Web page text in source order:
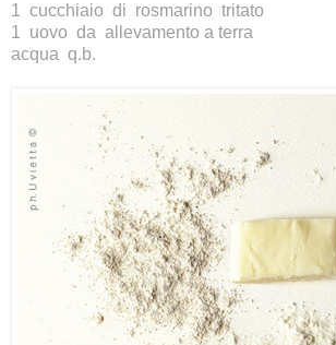
1 cucchiaio di rosmarino tritato
1 uovo da allevamento a terra
acqua q.b.